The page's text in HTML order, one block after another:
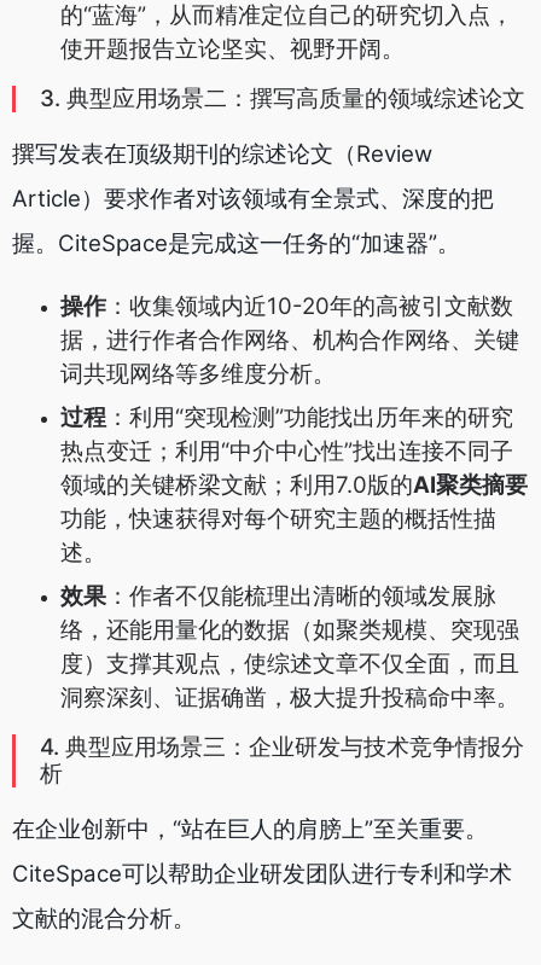
的“蓝海”，从而精准定位自己的研究切入点，
使开题报告立论坚实、视野开阔。
3. 典型应用场景二：撰写高质量的领域综述论文
撰写发表在顶级期刊的综述论文（Review
Article）要求作者对该领域有全景式、深度的把
握。CiteSpace是完成这一任务的“加速器”。
操作 ：收集领域内近10-20年的高被引文献数
据，进行作者合作网络、机构合作网络、关键
词共现网络等多维度分析。
过程 ：利用“突现检测”功能找出历年来的研究
热点变迁；利用“中介中心性”找出连接不同子
领域的关键桥梁文献；利用7.0版的AI聚类摘要
功能，快速获得对每个研究主题的概括性描
述。
效果：作者不仅能梳理出清晰的领域发展脉
络，还能用量化的数据（如聚类规模、突现强
度）支撑其观点，使综述文章不仅全面，而且
洞察深刻、证据确凿，极大提升投稿命中率。
4. 典型应用场景三：企业研发与技术竞争情报分
析
在企业创新中，“站在巨人的肩膀上”至关重要。
CiteSpace可以帮助企业研发团队进行专利和学术
文献的混合分析。